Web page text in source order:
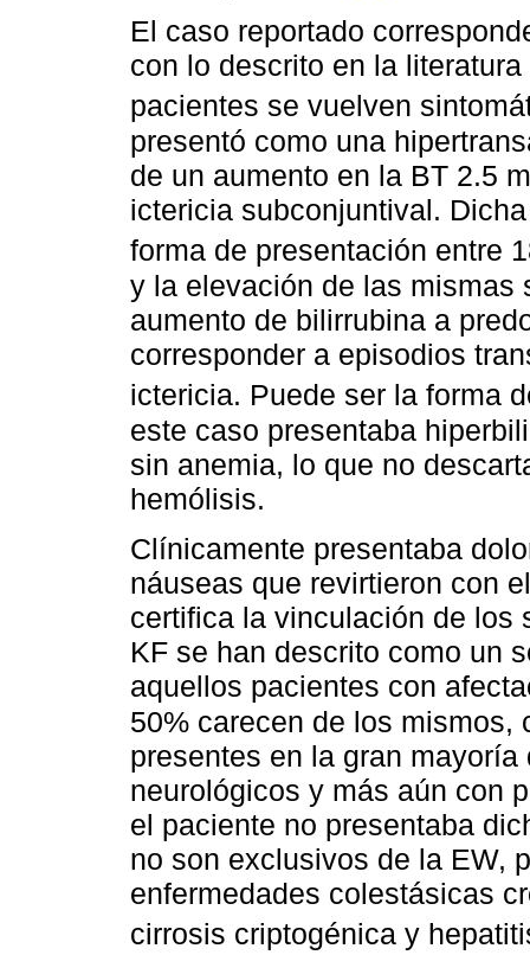
El caso reportado
con lo descrito en la
pacientes se vuelven
presentó como una
de un aumento en la BT 2.5
ictericia subconjuntival.
forma de presentación entre
y la elevación de las mismas
aumento de bilirrubina a
corresponder a episodios
ictericia. Puede ser la forma
este caso presentaba
sin anemia, lo que no
hemólisis.
Clínicamente presentaba
náuseas que revirtieron con
certifica la vinculación de los
KF se han descrito como un
aquellos pacientes con
50% carecen de los mismos,
presentes en la gran
neurológicos y más aún con
el paciente no presentaba
no son exclusivos de la EW,
enfermedades colestásicas
cirrosis criptogénica y